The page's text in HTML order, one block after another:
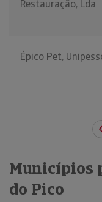
Restauração, Lda
Épico Pet,
Municípios
do Pico